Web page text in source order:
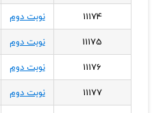
11174
نوبت دوم
11175
نوبت دوم
11176
نوبت دوم
11177
نوبت دوم